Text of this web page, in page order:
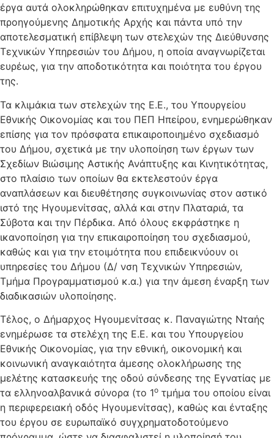
έργα αυτά ολοκληρώθηκαν επιτυχημένα με ευθύνη της
προηγούμενης Δημοτικής Αρχής και πάντα υπό την
αποτελεσματική επίβλεψη των στελεχών της Διεύθυνσης
Τεχνικών Υπηρεσιών του Δήμου, η οποία αναγνωρίζεται
ευρέως, για την αποδοτικότητα και ποιότητα του έργου
της.
Τα κλιμάκια των στελεχών της Ε.Ε., του Υπουργείου
Εθνικής Οικονομίας και του ΠΕΠ Ηπείρου, ενημερώθηκαν
επίσης για τον πρόσφατα επικαιροποιημένο σχεδιασμό
του Δήμου, σχετικά με την υλοποίηση των έργων των
Σχεδίων Βιώσιμης Αστικής Ανάπτυξης και Κινητικότητας,
στο πλαίσιο των οποίων θα εκτελεστούν έργα
αναπλάσεων και διευθέτησης συγκοινωνίας στον αστικό
ιστό της Ηγουμενίτσας, αλλά και στην Πλαταριά, τα
Σύβοτα και την Πέρδικα. Από όλους εκφράστηκε η
ικανοποίηση για την επικαιροποίηση του σχεδιασμού,
καθώς και για την ετοιμότητα που επιδεικνύουν οι
υπηρεσίες του Δήμου (Δ/ νση Τεχνικών Υπηρεσιών,
Τμήμα Προγραμματισμού κ.α.) για την άμεση έναρξη των
διαδικασιών υλοποίησης.
Τέλος, ο Δήμαρχος Ηγουμενίτσας κ. Παναγιώτης Νταής
ενημέρωσε τα στελέχη της Ε.Ε. και του Υπουργείου
Εθνικής Οικονομίας, για την εθνική, οικονομική και
κοινωνική αναγκαιότητα άμεσης ολοκλήρωσης της
μελέτης κατασκευής της οδού σύνδεσης της Εγνατίας με
τα ελληνοαλβανικά σύνορα (το 1ο τμήμα του οποίου είναι
η περιφερειακή οδός Ηγουμενίτσας), καθώς και ένταξης
του έργου σε ευρωπαϊκό συγχρηματοδοτούμενο